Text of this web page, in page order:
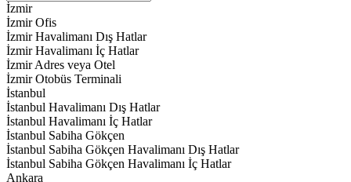
İzmir
İzmir Ofis
İzmir Havalimanı Dış Hatlar
İzmir Havalimanı İç Hatlar
İzmir Adres veya Otel
İzmir Otobüs Terminali
İstanbul
İstanbul Havalimanı Dış Hatlar
İstanbul Havalimanı İç Hatlar
İstanbul Sabiha Gökçen
İstanbul Sabiha Gökçen Havalimanı Dış Hatlar
İstanbul Sabiha Gökçen Havalimanı İç Hatlar
Ankara